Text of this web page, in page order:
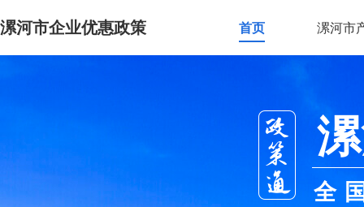
漯河市企业优惠政策 首页 漯河市
全